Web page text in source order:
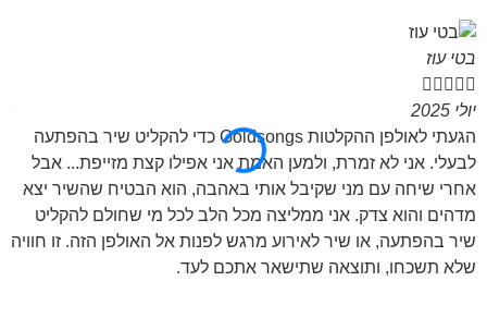
בטי עוז
    
יולי 2025
הגעתי לאולפן ההקלטות Goldsongs כדי להקליט שיר בהפתעה
לבעלי. אני לא זמרת, ולמען האמת אני אפילו קצת מזייפת... אבל
אחרי שיחה עם מני שקיבל אותי באהבה, הוא הבטיח שהשיר יצא
מדהים והוא צדק. אני ממליצה מכל הלב לכל מי שחולם להקליט
שיר בהפתעה, או שיר לאירוע מרגש לפנות אל האולפן הזה. זו חוויה
שלא תשכחו, ותוצאה שתישאר אתכם לעד.